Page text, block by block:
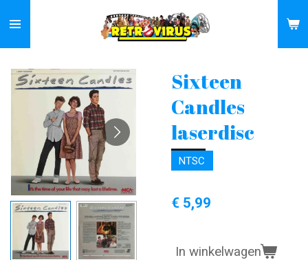
direct
naar
de
hoofdinhoud
Sixteen
Candles
laserdisc
NTSC
€ 5,99
In winkelwagen